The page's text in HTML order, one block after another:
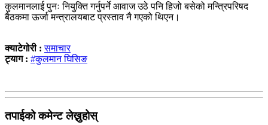
कुलमानलाई पुनः नियुक्ति गर्नुपर्ने आवाज उठे पनि हिजो बसेको मन्त्रिपरिषद
बैठकमा ऊर्जा मन्त्रालयबाट प्रस्ताव नै गएको थिएन।
क्याटेगोरी :समाचार
ट्याग : #कुलमान घिसिङ
तपाईको कमेन्ट लेख्नुहोस्